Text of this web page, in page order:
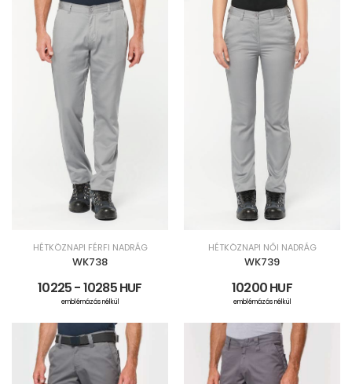
HÉTKÖZNAPI FÉRFI NADRÁG
WK738
10225 - 10285 HUF
emblémázás nélkül
HÉTKÖZNAPI NŐI NADRÁG
WK739
10200 HUF
emblémázás nélkül